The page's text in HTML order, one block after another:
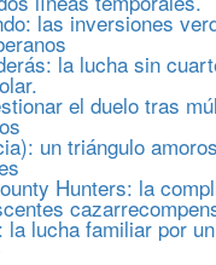
las inversiones
la lucha sin
el duelo tras
un triángulo
Hunters: la
la lucha familiar por